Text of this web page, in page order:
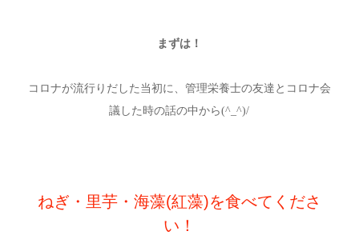
まずは！
コロナが流行りだした当初に、管理栄養士の友達とコロナ会
議した時の話の中から(^_^)/
ねぎ・里芋・海藻(紅藻)を食べてくださ
い！